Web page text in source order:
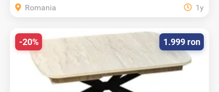
Romania 1y
1.999 ron
-20%